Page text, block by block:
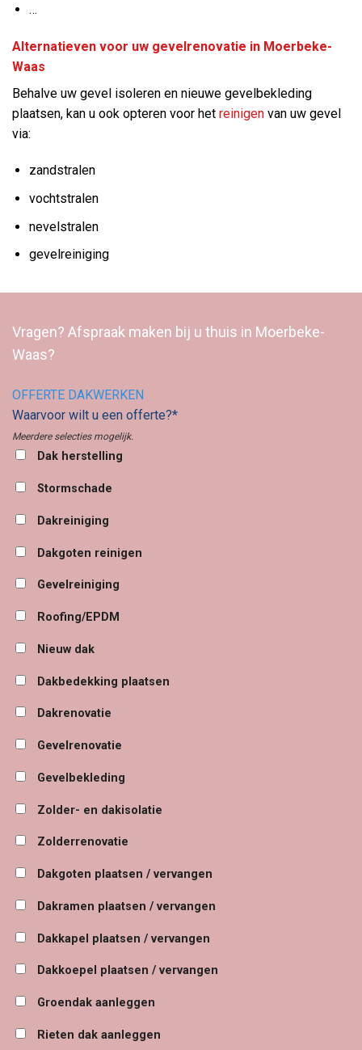
…
Alternatieven voor uw gevelrenovatie in Moerbeke-
Waas
Behalve uw gevel isoleren en nieuwe gevelbekleding
plaatsen, kan u ook opteren voor het reinigen van uw gevel
via:
zandstralen
vochtstralen
nevelstralen
gevelreiniging
Vragen? Afspraak maken bij u thuis in Moerbeke-
Waas?
OFFERTE DAKWERKEN
Waarvoor wilt u een offerte?*
Meerdere selecties mogelijk.
Dak herstelling
Stormschade
Dakreiniging
Dakgoten reinigen
Gevelreiniging
Roofing/EPDM
Nieuw dak
Dakbedekking plaatsen
Dakrenovatie
Gevelrenovatie
Gevelbekleding
Zolder- en dakisolatie
Zolderrenovatie
Dakgoten plaatsen / vervangen
Dakramen plaatsen / vervangen
Dakkapel plaatsen / vervangen
Dakkoepel plaatsen / vervangen
Groendak aanleggen
Rieten dak aanleggen